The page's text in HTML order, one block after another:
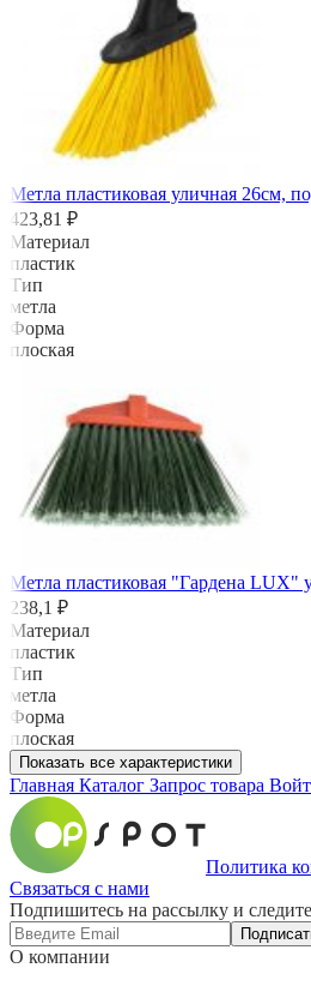
Метла пластиковая уличная 26см,
423,81 ₽
Материал
пластик
Тип
метла
Форма
плоская
Метла пластиковая "Гардена LUX"
238,1 ₽
Материал
пластик
Тип
метла
Форма
плоская
Показать все характеристики
Главная Каталог Запрос товара
Политика
Связаться с нами
Подпишитесь на рассылку и
О компании